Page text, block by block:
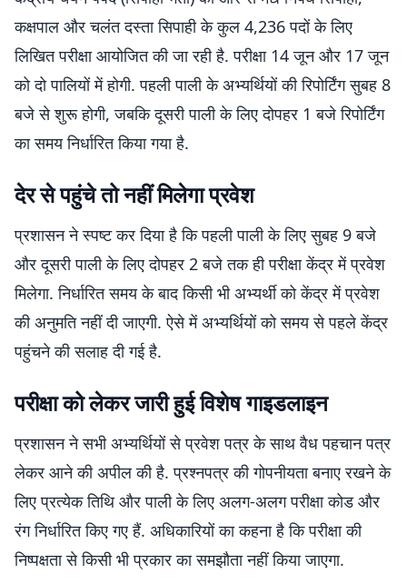
कक्षपाल और चलंत दस्ता सिपाही के कुल 4,236 पदों के लिए
लिखित परीक्षा आयोजित की जा रही है. परीक्षा 14 जून और 17 जून
को दो पालियों में होगी. पहली पाली के अभ्यर्थियों की रिपोर्टिंग सुबह 8
बजे से शुरू होगी, जबकि दूसरी पाली के लिए दोपहर 1 बजे रिपोर्टिंग
का समय निर्धारित किया गया है.
देर से पहुंचे तो नहीं मिलेगा प्रवेश
प्रशासन ने स्पष्ट कर दिया है कि पहली पाली के लिए सुबह 9 बजे
और दूसरी पाली के लिए दोपहर 2 बजे तक ही परीक्षा केंद्र में प्रवेश
मिलेगा. निर्धारित समय के बाद किसी भी अभ्यर्थी को केंद्र में प्रवेश
की अनुमति नहीं दी जाएगी. ऐसे में अभ्यर्थियों को समय से पहले केंद्र
पहुंचने की सलाह दी गई है.
परीक्षा को लेकर जारी हुई विशेष गाइडलाइन
प्रशासन ने सभी अभ्यर्थियों से प्रवेश पत्र के साथ वैध पहचान पत्र
लेकर आने की अपील की है. प्रश्नपत्र की गोपनीयता बनाए रखने के
लिए प्रत्येक तिथि और पाली के लिए अलग-अलग परीक्षा कोड और
रंग निर्धारित किए गए हैं. अधिकारियों का कहना है कि परीक्षा की
निष्पक्षता से किसी भी प्रकार का समझौता नहीं किया जाएगा.